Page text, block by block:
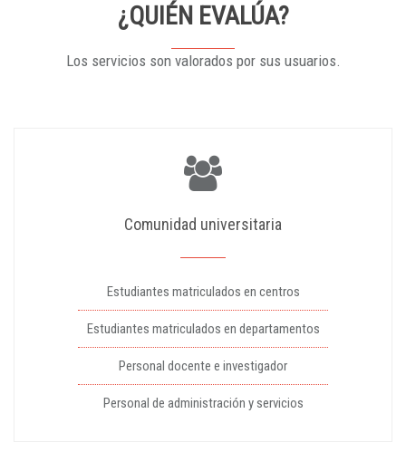
¿QUIÉN EVALÚA?
Los servicios son valorados por sus usuarios.
Comunidad universitaria
Estudiantes matriculados en centros
Estudiantes matriculados en departamentos
Personal docente e investigador
Personal de administración y servicios